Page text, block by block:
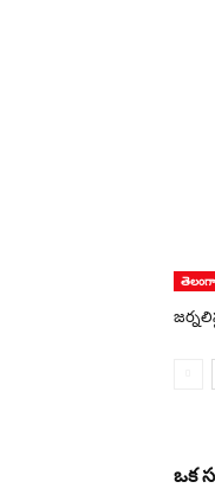
ఒక